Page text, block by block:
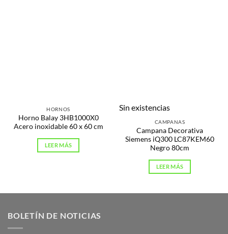
HORNOS
Horno Balay 3HB1000X0
Acero inoxidable 60 x 60 cm
LEER MÁS
Sin existencias
CAMPANAS
Campana Decorativa
Siemens iQ300 LC87KEM60
Negro 80cm
LEER MÁS
BOLETÍN DE NOTICIAS